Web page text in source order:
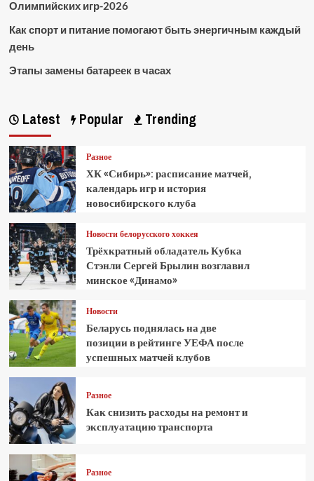
Олимпийских игр-2026
Как спорт и питание помогают быть энергичным каждый
день
Этапы замены батареек в часах
Latest Popular Trending
Разное
ХК «Сибирь»: расписание матчей,
календарь игр и история
новосибирского клуба
Новости белорусского хоккея
Трёхкратный обладатель Кубка
Стэнли Сергей Брылин возглавил
минское «Динамо»
Новости
Беларусь поднялась на две
позиции в рейтинге УЕФА после
успешных матчей клубов
Разное
Как снизить расходы на ремонт и
эксплуатацию транспорта
Разное